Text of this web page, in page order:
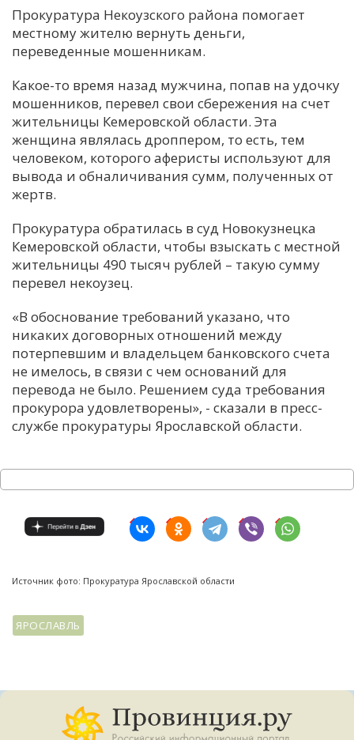
М
Н
Х
Ч
Я
Прокуратура Некоузского района помогает
местному жителю вернуть деньги,
переведенные мошенникам.
Какое-то время назад мужчина, попав на удочку
мошенников, перевел свои сбережения на счет
жительницы Кемеровской области. Эта
женщина являлась дроппером, то есть, тем
человеком, которого аферисты используют для
вывода и обналичивания сумм, полученных от
жертв.
Прокуратура обратилась в суд Новокузнецка
Кемеровской области, чтобы взыскать с местной
жительницы 490 тысяч рублей – такую сумму
перевел некоузец.
«В обоснование требований указано, что
никаких договорных отношений между
потерпевшим и владельцем банковского счета
не имелось, в связи с чем оснований для
перевода не было. Решением суда требования
прокурора удовлетворены», - сказали в пресс-
службе прокуратуры Ярославской области.
Источник фото: Прокуратура Ярославской области
ЯРОСЛАВЛЬ